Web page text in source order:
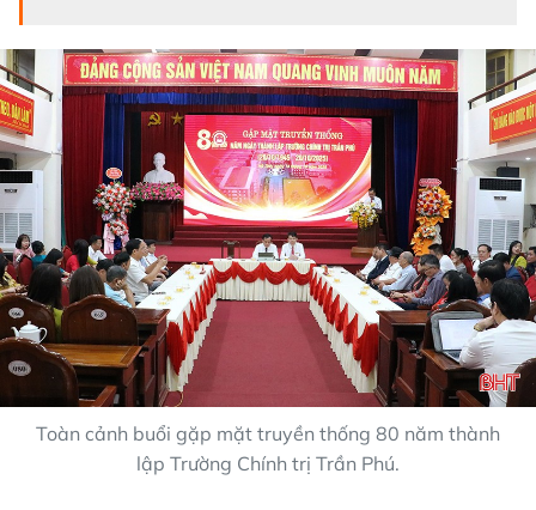
Toàn cảnh buổi gặp mặt truyền thống 80 năm thành
lập Trường Chính trị Trần Phú.